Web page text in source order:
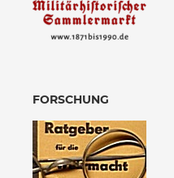
FORSCHUNG